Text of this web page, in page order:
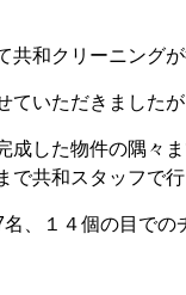
共和クリーニングが
ていただきましたが
成した物件の隅々
で共和スタッフで
名、１４個の目での